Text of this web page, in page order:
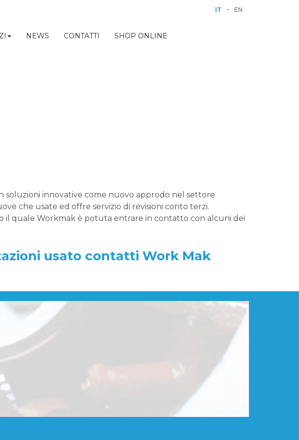
IT - EN
NEWS CONTATTI SHOP ONLINE
soluzioni innovative come nuovo approdo nel settore
che usate ed offre servizio di revisioni conto terzi.
il quale Workmak è potuta entrare in contatto con alcuni dei
usato contatti Work Mak